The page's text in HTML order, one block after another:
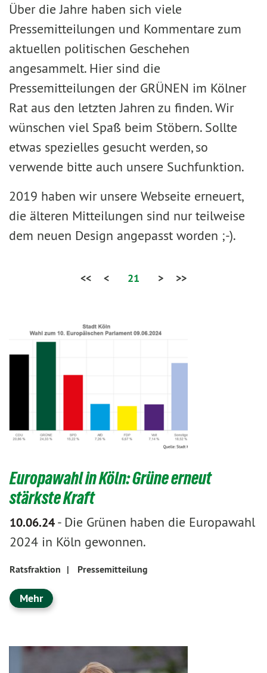
Über die Jahre haben sich viele
Pressemitteilungen und Kommentare zum
aktuellen politischen Geschehen
angesammelt. Hier sind die
Pressemitteilungen der GRÜNEN im Kölner
Rat aus den letzten Jahren zu finden. Wir
wünschen viel Spaß beim Stöbern. Sollte
etwas spezielles gesucht werden, so
verwende bitte auch unsere Suchfunktion.
2019 haben wir unsere Webseite erneuert,
die älteren Mitteilungen sind nur teilweise
dem neuen Design angepasst worden ;-).
<< < 21 > >>
Europawahl in Köln: Grüne erneut
stärkste Kraft
10.06.24- Die Grünen haben die Europawahl
2024 in Köln gewonnen.
Ratsfraktion | Pressemitteilung
Mehr